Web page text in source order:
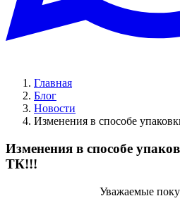
Главная
Блог
Новости
Изменения в способе
Изменения в способе
ТК!!!
Уважаемые